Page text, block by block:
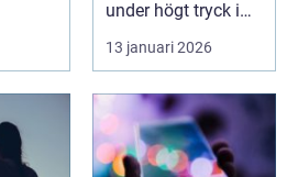
under högt tryck i
stä...
13 januari 2026